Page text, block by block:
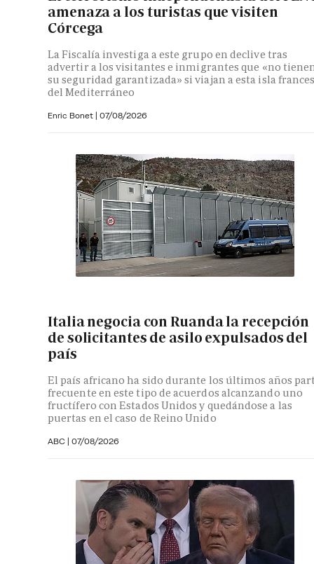
amenaza a los turistas que visiten
Córcega
La Fiscalía investiga a este grupo en declive tras
advertir a los visitantes e inmigrantes que «no
su seguridad garantizada» si viajan a esta isla
del Mediterráneo
Enric Bonet | 07/08/2026
Italia negocia con Ruanda la recepción
de solicitantes de asilo expulsados del
país
El país africano ha sido durante los últimos años
frecuente en este tipo de acuerdos alcanzando uno
fructífero con Estados Unidos y quedándose a las
puertas en el caso de Reino Unido
ABC | 07/08/2026